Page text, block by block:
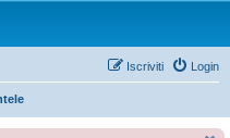
Login
Iscriviti